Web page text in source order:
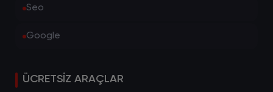
Seo
Google
ÜCRETSIZ ARAÇLAR